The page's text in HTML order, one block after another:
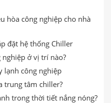
hòa công nghiệp cho nhà
đặt hệ thống Chiller
ở vị trí nào?
lạnh công nghiệp
trung tâm chiller?
trong thời tiết nắng nóng?